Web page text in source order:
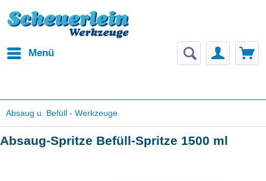
Menü
Absaug u. Befüll - Werkzeuge
Absaug-Spritze Befüll-Spritze 1500 ml